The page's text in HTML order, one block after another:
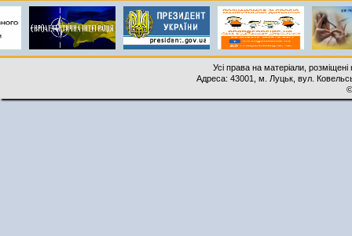
Усі права на матеріали,
Адреса: 43001, м. Луцьк, вул.